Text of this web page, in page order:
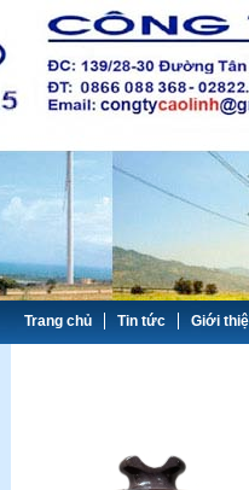
Trang chủ Tin tức Giới